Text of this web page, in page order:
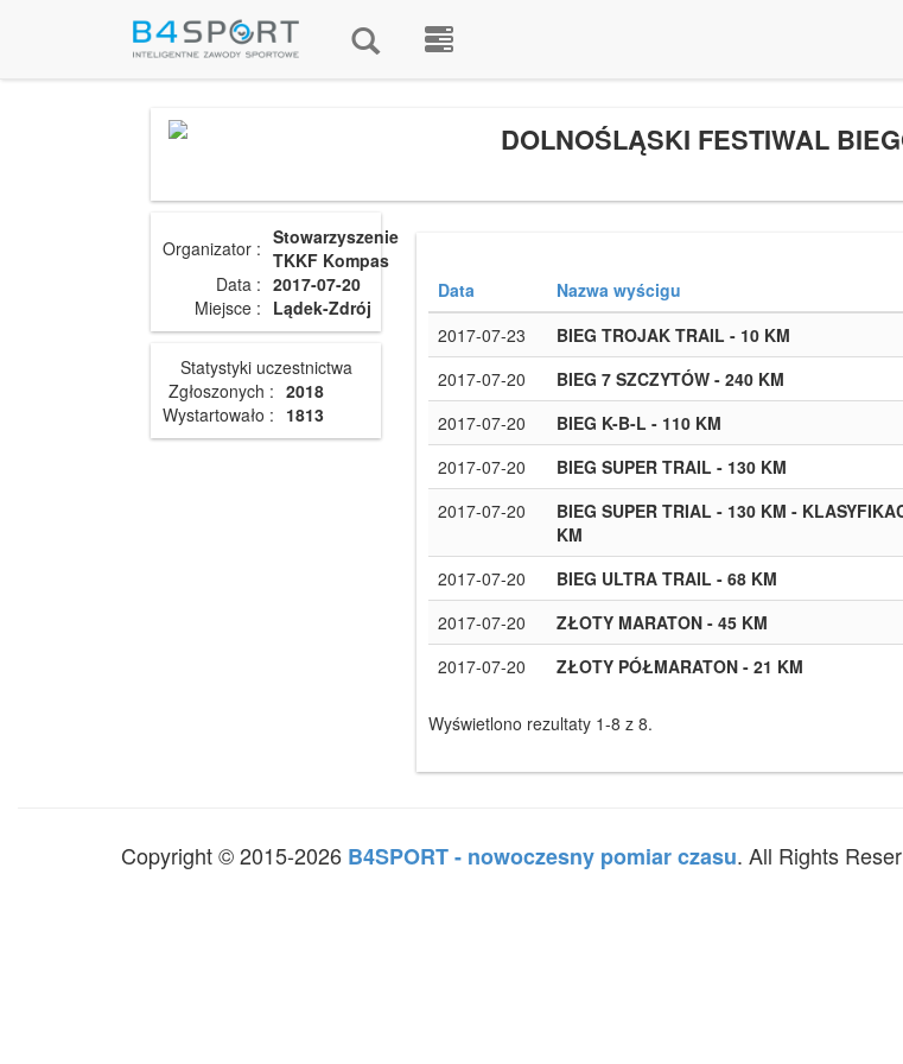
DOLNOŚLĄSKI FESTIWAL
Organizator : Stowarzyszenie
TKKF Kompas
Data : 2017-07-20
Miejsce : Lądek-Zdrój
Statystyki uczestnictwa
Zgłoszonych : 2018
Wystartowało : 1813
Data Nazwa wyścigu
2017-07-23
BIEG TROJAK TRAIL - 10 KM
2017-07-20
BIEG 7 SZCZYTÓW - 240 KM
2017-07-20
BIEG K-B-L - 110 KM
2017-07-20
BIEG SUPER TRAIL - 130 KM
2017-07-20
BIEG SUPER TRIAL - 130 KM -
KM
2017-07-20 BIEG ULTRA TRAIL - 68 KM
2017-07-20
ZŁOTY MARATON - 45 KM
2017-07-20
ZŁOTY PÓŁMARATON - 21 KM
Wyświetlono rezultaty 1-8 z 8.
Copyright © 2015-2026 B4SPORT - nowoczesny pomiar czasu. All Rights